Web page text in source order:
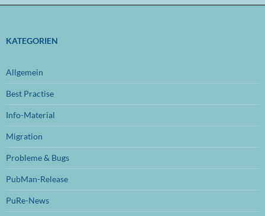
November 2024
KATEGORIEN
Allgemein
Best Practise
Info-Material
Migration
Probleme & Bugs
PubMan-Release
PuRe-News